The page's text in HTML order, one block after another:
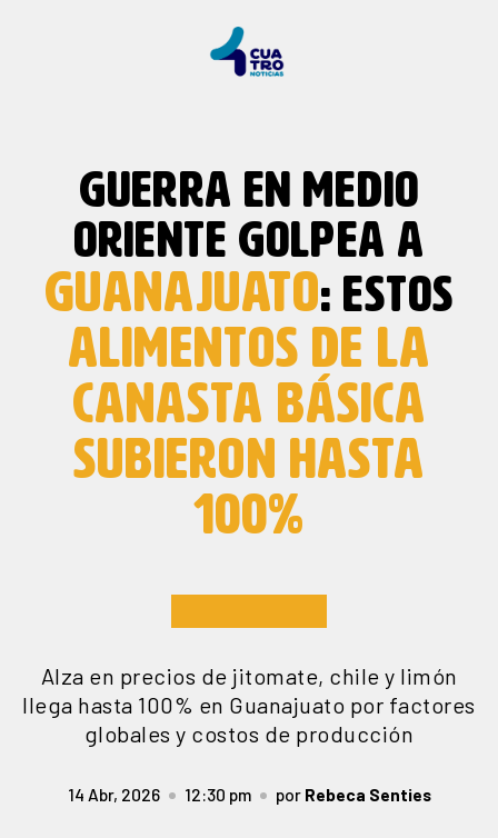
GUERRA EN MEDIO
ORIENTE GOLPEA A
GUANAJUATO: ESTOS
ALIMENTOS DE LA
CANASTA BÁSICA
SUBIERON HASTA
100%
Alza en precios de jitomate, chile y limón
llega hasta 100% en Guanajuato por factores
globales y costos de producción
14 Abr, 2026 12:30 pm por Rebeca Senties